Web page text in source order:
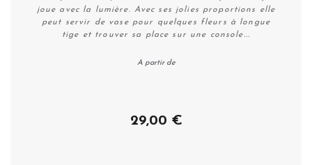
joue avec la lumière. Avec ses jolies proportions elle
peut servir de vase pour quelques fleurs à longue
tige et trouver sa place sur une console...
A partir de
29,00 €